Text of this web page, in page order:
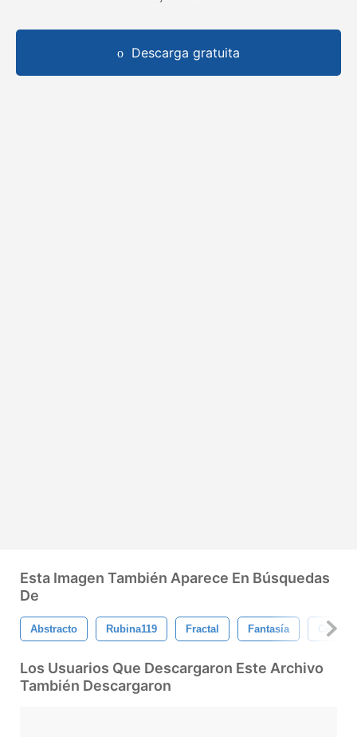
Descarga gratuita
Esta Imagen También Aparece En Búsquedas
De
Abstracto Rubina119 Fractal Fantasía
Los Usuarios Que Descargaron Este Archivo
También Descargaron